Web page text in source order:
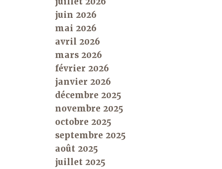
juin 2026
mai 2026
avril 2026
mars 2026
février 2026
janvier 2026
décembre 2025
novembre 2025
octobre 2025
septembre 2025
août 2025
juillet 2025